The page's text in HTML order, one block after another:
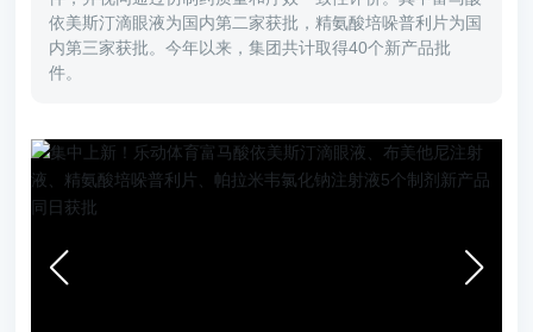
属
依美斯汀滴眼液为国内第二家获批，精氨酸培哚普利片为国
内第三家获批。今年以来，集团共计取得40个新产品批
件。